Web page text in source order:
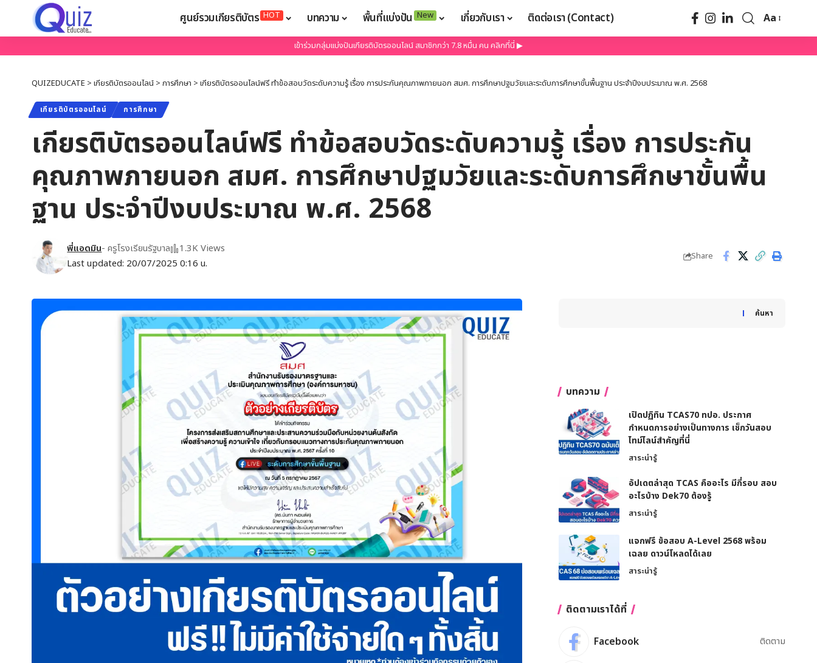
ศูนย์รวมเกียรติบัตร HOT บทความ พื้นที่แบ่งปัน New เกี่ยวกับเรา ติดต่อเรา (Contact) Aa
เข้าร่วมกลุ่มแบ่งปันเกียรติบัตรออนไลน์ สมาชิกกว่า 7.8 หมื่น คน คลิกที่นี่ ▶
QUIZEDUCATE > เกียรติบัตรออนไลน์ > การศึกษา > เกียรติบัตรออนไลน์ฟรี ทำข้อสอบวัดระดับความรู้ เรื่อง การประกันคุณภาพภายนอก สมศ. การศึกษาปฐมวัยและระดับการศึกษาขั้นพื้นฐาน ประจำปีงบประมาณ พ.ศ. 2568
เกียรติบัตรออนไลน์ การศึกษา
เกียรติบัตรออนไลน์ฟรี ทำข้อสอบวัดระดับความรู้ เรื่อง การประกัน
คุณภาพภายนอก สมศ. การศึกษาปฐมวัยและระดับการศึกษาขั้นพื้น
ฐาน ประจำปีงบประมาณ พ.ศ. 2568
Last updated: 20/07/2025 0:16 น.
พี่แอดมิน- ครูโรงเรียนรัฐบาล 1.3K Views
Share
ค้นหา
When autocomplete results are available use up and
บทความ
เปิดปฏิทิน TCAS70 ทปอ. ประกาศ
กำหนดการอย่างเป็นทางการ เช็กวันสอบ
ไทม์ไลน์สำคัญที่นี่
สาระน่ารู้
อัปเดตล่าสุด TCAS คืออะไร มีกี่รอบ สอบ
อะไรบ้าง Dek70 ต้องรู้
สาระน่ารู้
แจกฟรี ข้อสอบ A-Level 2568 พร้อม
เฉลย ดาวน์โหลดได้เลย
สาระน่ารู้
ติดตามเราได้ที่
Facebook ติดตาม